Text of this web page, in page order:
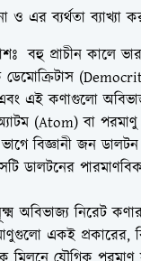
ও এর ব্যর্থতা ব্যাখ্যা
বহু প্রাচীন কালে
ডেমোক্রিটাস
এবং এই কণাগুলো
(Atom) বা
বিজ্ঞানী জন
ডালটনের
অবিভাজ্য
একই